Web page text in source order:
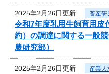
2025年2月26日更新 畜産研
令和7年度乳用牛飼育用皮
約）の調達に関する一般
農研究部）
2025年2月26日更新 産業人